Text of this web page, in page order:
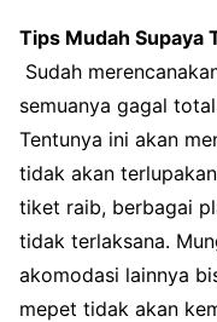
Tips Mudah Supaya
Sudah
semuanya gagal
Tentunya ini akan
tidak akan
tiket raib, berbagai
tidak terlaksana.
akomodasi lainnya
mepet tidak akan